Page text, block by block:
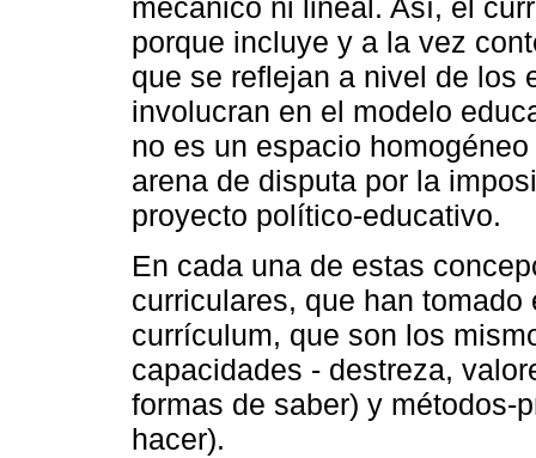
mecánico ni lineal. Así, el
porque incluye y a la vez
que se reflejan a nivel de los
involucran en el modelo
no es un espacio
arena de disputa por la
proyecto político-educativo.
En cada una de estas
curriculares, que han
currículum, que son los
capacidades - destreza,
formas de saber) y métodos-
hacer).